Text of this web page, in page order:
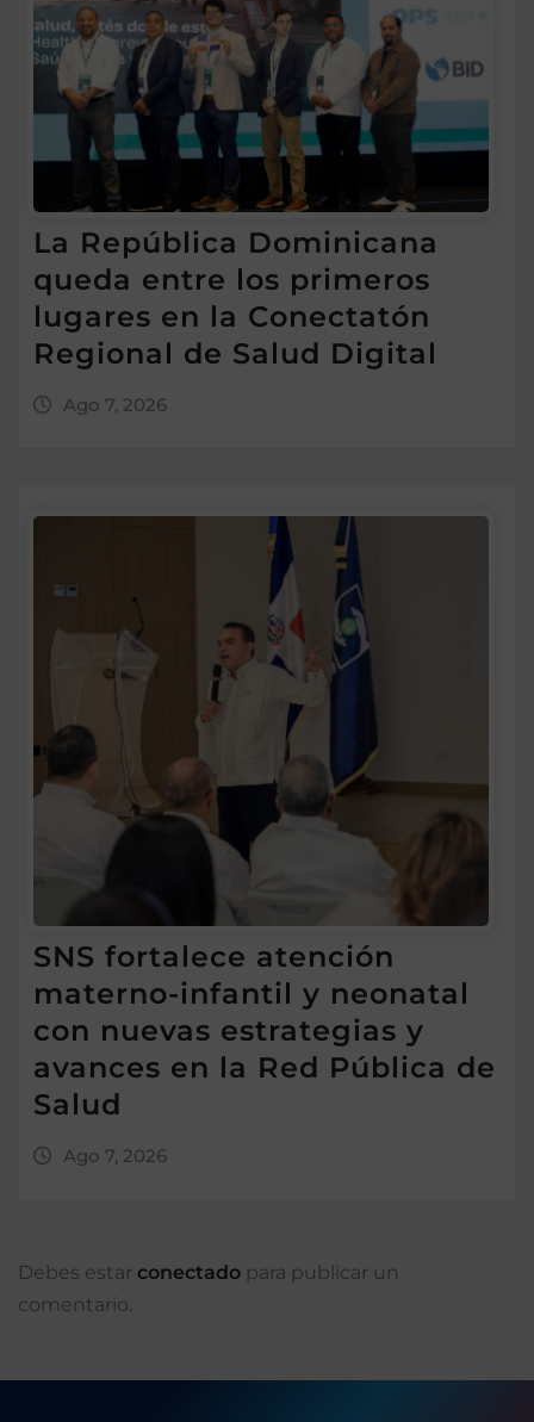
La República Dominicana
queda entre los primeros
lugares en la Conectatón
Regional de Salud Digital
Ago 7, 2026
SNS fortalece atención
materno-infantil y neonatal
con nuevas estrategias y
avances en la Red Pública de
Salud
Ago 7, 2026
Debes estar conectado para publicar un
comentario.